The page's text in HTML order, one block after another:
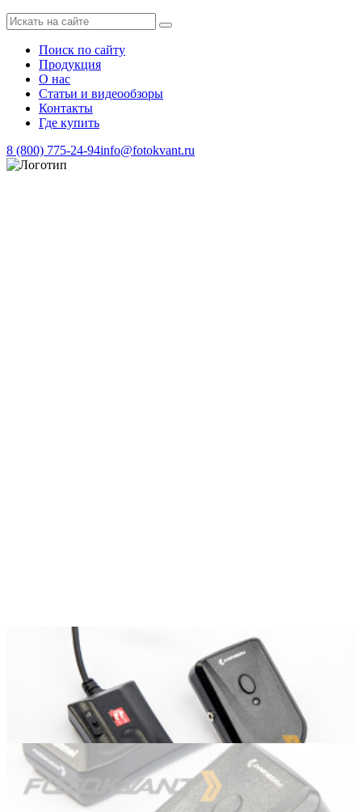
Поиск по сайту
Продукция
О нас
Статьи и видеообзоры
Контакты
Где купить
8 (800) 775-24-94info@fotokvant.ru